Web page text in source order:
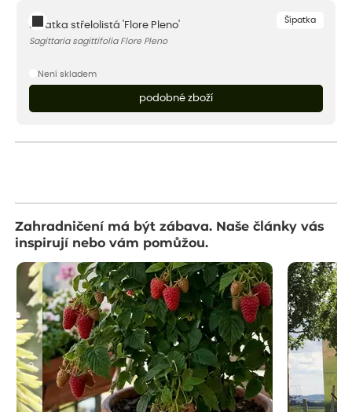
Šípatka
Šípatka střelolistá 'Flore Pleno'
Sagittaria sagittifolia Flore Pleno
Není skladem
podobné zboží
Zahradničení má být zábava. Naše články vás
inspirují nebo vám pomůžou.